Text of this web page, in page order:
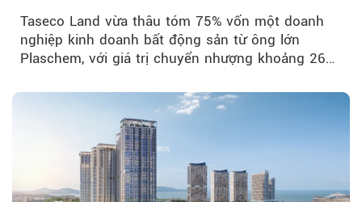
Taseco Land vừa thâu tóm 75% vốn một doanh
nghiệp kinh doanh bất động sản từ ông lớn
Plaschem, với giá trị chuyển nhượng khoảng 262